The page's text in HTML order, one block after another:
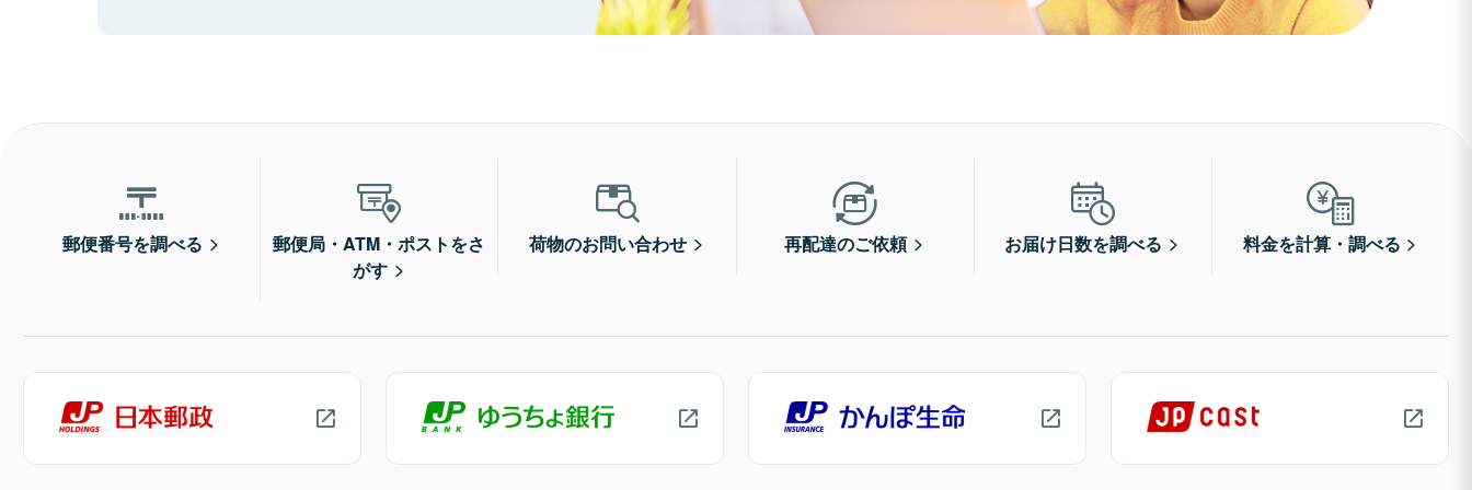
郵便番号を調べる
郵便局・ATM・ポストをさ
がす
荷物のお問い合わせ 再配達のご依頼 お届け日数を調べる 料金を計算・調べる